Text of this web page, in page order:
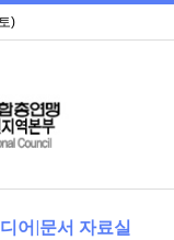
)
어|문서 자료실